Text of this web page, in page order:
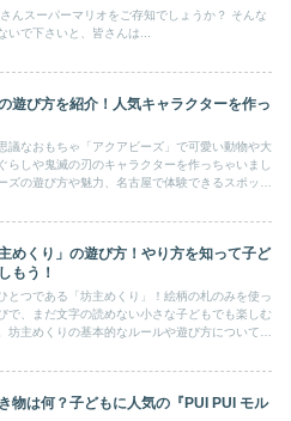
んスーパーマリオをご存知でしょうか？ そんな
いで下さいと、皆さんは...
遊び方を紹介！人気キャラクターを作っ
議なおもちゃ「アクアビーズ」で可愛い動物や大
らしや鬼滅の刃のキャラクターを作っちゃいまし
ズの遊び方や魅力、名古屋で体験できるスポット
めくり」の遊び方！やり方を知って子ど
もう！
とつである「坊主めくり」！絵柄の札のみを使っ
で、まだ文字の読めない小さな子どもでも楽しむ
坊主めくりの基本的なルールや遊び方について詳
物は何？子どもに人気の『PUI PUI モル